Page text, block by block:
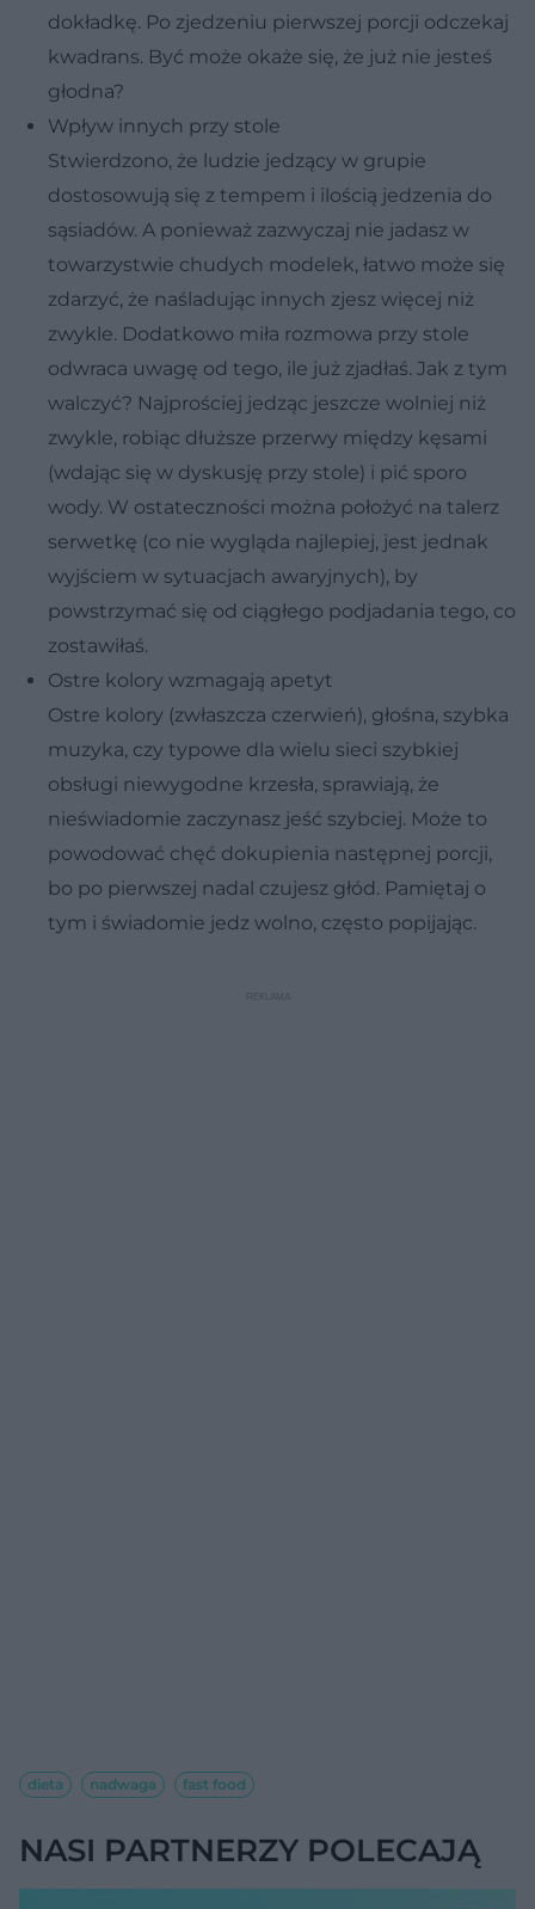
dokładkę. Po zjedzeniu pierwszej porcji odczekaj
kwadrans. Być może okaże się, że już nie jesteś
głodna?
Wpływ innych przy stole
Stwierdzono, że ludzie jedzący w grupie
dostosowują się z tempem i ilością jedzenia do
sąsiadów. A ponieważ zazwyczaj nie jadasz w
towarzystwie chudych modelek, łatwo może się
zdarzyć, że naśladując innych zjesz więcej niż
zwykle. Dodatkowo miła rozmowa przy stole
odwraca uwagę od tego, ile już zjadłaś. Jak z tym
walczyć? Najprościej jedząc jeszcze wolniej niż
zwykle, robiąc dłuższe przerwy między kęsami
(wdając się w dyskusję przy stole) i pić sporo
wody. W ostateczności można położyć na talerz
serwetkę (co nie wygląda najlepiej, jest jednak
wyjściem w sytuacjach awaryjnych), by
powstrzymać się od ciągłego podjadania tego, co
zostawiłaś.
Ostre kolory wzmagają apetyt
Ostre kolory (zwłaszcza czerwień), głośna, szybka
muzyka, czy typowe dla wielu sieci szybkiej
obsługi niewygodne krzesła, sprawiają, że
nieświadomie zaczynasz jeść szybciej. Może to
powodować chęć dokupienia następnej porcji,
bo po pierwszej nadal czujesz głód. Pamiętaj o
tym i świadomie jedz wolno, często popijając.
dieta nadwaga fast food
NASI PARTNERZY POLECAJĄ